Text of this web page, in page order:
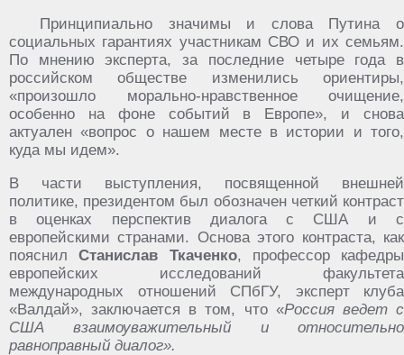
Принципиально значимы и слова Путина о
социальных гарантиях участникам СВО и их семьям.
По мнению эксперта, за последние четыре года в
российском обществе изменились ориентиры,
«произошло морально-нравственное очищение,
особенно на фоне событий в Европе», и снова
актуален «вопрос о нашем месте в истории и того,
куда мы идем».
В части выступления, посвященной внешней
политике, президентом был обозначен четкий контраст
в оценках перспектив диалога с США и с
европейскими странами. Основа этого контраста, как
пояснилСтанислав Ткаченко, профессор кафедры
европейских исследований факультета
международных отношений СПбГУ, эксперт клуба
«Валдай», заключается в том, что «Россия ведет с
США взаимоуважительный и относительно
равноправный диалог».